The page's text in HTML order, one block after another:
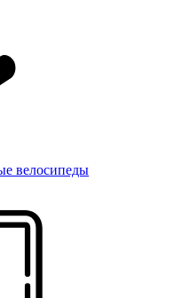
велосипеды